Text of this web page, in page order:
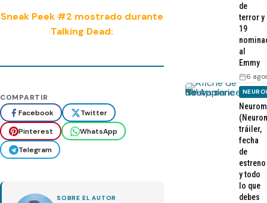
Sneak Peek #2 mostrado durante
Talking Dead:
COMPARTIR
Facebook
Twitter
Pinterest
WhatsApp
Telegram
SOBRE EL AUTOR
de
terror y
19
al
Emmy
6
tráiler,
fecha
de
estreno
y todo
lo que
debes